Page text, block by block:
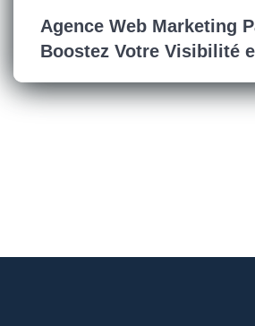
Agence Web Marketing
Boostez Votre Visibilité